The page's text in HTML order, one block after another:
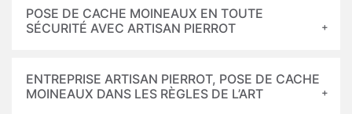
POSE DE CACHE MOINEAUX EN TOUTE
SÉCURITÉ AVEC ARTISAN PIERROT
ENTREPRISE ARTISAN PIERROT, POSE DE CACHE
MOINEAUX DANS LES RÈGLES DE L’ART